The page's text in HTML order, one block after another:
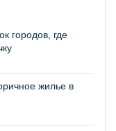
городов, где
жилье в